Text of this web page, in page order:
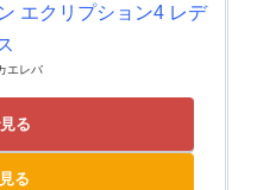
エクリプション4 レデ
エレバ
る
る